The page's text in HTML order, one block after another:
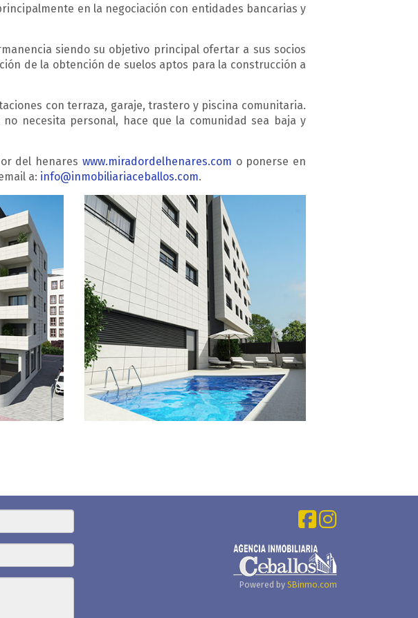
en la negociación con entidades bancarias y
siendo su objetivo principal ofertar a sus socios
de la obtención de suelos aptos para la construcción a
con terraza, garaje, trastero y piscina comunitaria.
necesita personal, hace que la comunidad sea baja y
del henares www.miradordelhenares.com o ponerse en
a: info@inmobiliariaceballos.com.
Powered by SBinmo.com